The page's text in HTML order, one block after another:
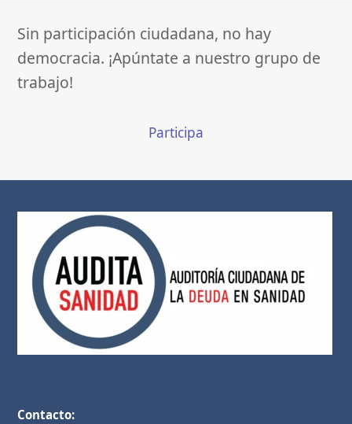
Sin participación ciudadana, no hay
democracia. ¡Apúntate a nuestro grupo de
trabajo!
Participa
Contacto: